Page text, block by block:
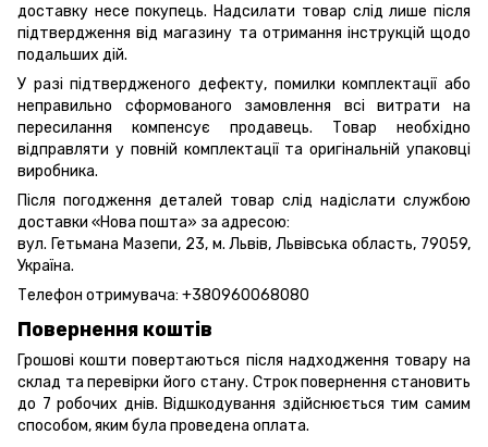
доставку несе покупець. Надсилати товар слід лише після
підтвердження від магазину та отримання інструкцій щодо
подальших дій.
У разі підтвердженого дефекту, помилки комплектації або
неправильно сформованого замовлення всі витрати на
пересилання компенсує продавець. Товар необхідно
відправляти у повній комплектації та оригінальній упаковці
виробника.
Після погодження деталей товар слід надіслати службою
доставки «Нова пошта» за адресою:
вул. Гетьмана Мазепи, 23, м. Львів, Львівська область, 79059,
Україна.
Телефон отримувача: +380960068080
Повернення коштів
Грошові кошти повертаються після надходження товару на
склад та перевірки його стану. Строк повернення становить
до 7 робочих днів. Відшкодування здійснюється тим самим
способом, яким була проведена оплата.